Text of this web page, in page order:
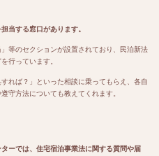
当する窓口があります。
等のセクションが設置されており、民泊新法
行っています。
れば？」といった相談に乗ってもらえ、各自
守方法についても教えてくれます。
ーでは、住宅宿泊事業法に関する質問や届